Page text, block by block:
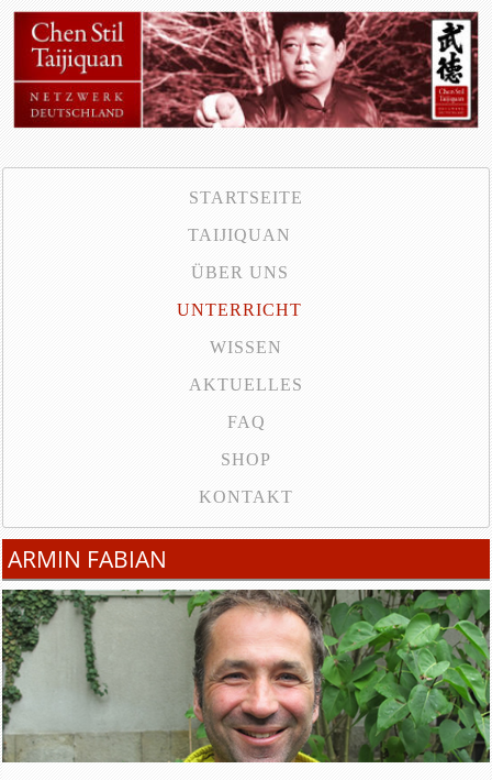
STARTSEITE
TAIJIQUAN
ÜBER UNS
UNTERRICHT
WISSEN
AKTUELLES
FAQ
SHOP
KONTAKT
ARMIN FABIAN